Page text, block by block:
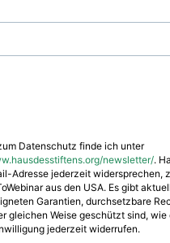
Datenschutz finde ich unter
newsletter/.
Adresse jederzeit widersprechen,
aus den USA. Es gibt
Garantien, durchsetzbare
gleichen Weise geschützt sind, wie
jederzeit widerrufen.